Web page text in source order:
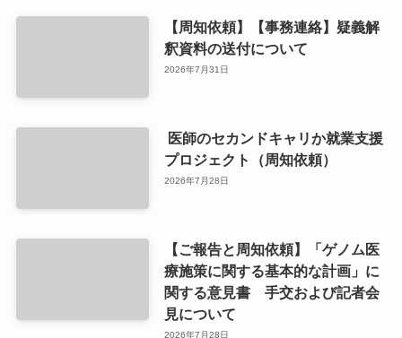
【周知依頼】【事務連絡】疑義解
釈資料の送付について
2026年7月31日
医師のセカンドキャリか就業支援
プロジェクト（周知依頼）
2026年7月28日
【ご報告と周知依頼】「ゲノム医
療施策に関する基本的な計画」に
関する意見書 手交および記者会
見について
2026年7月28日